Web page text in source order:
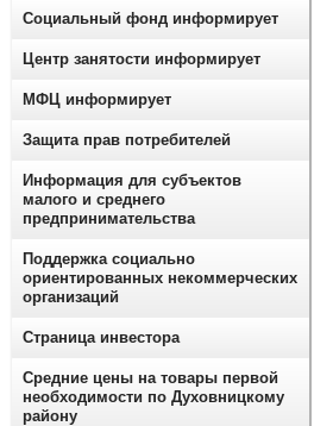
Социальный фонд информирует
Центр занятости информирует
МФЦ информирует
Защита прав потребителей
Информация для субъектов
малого и среднего
предпринимательства
Поддержка социально
ориентированных некоммерческих
организаций
Страница инвестора
Средние цены на товары первой
необходимости по Духовницкому
району